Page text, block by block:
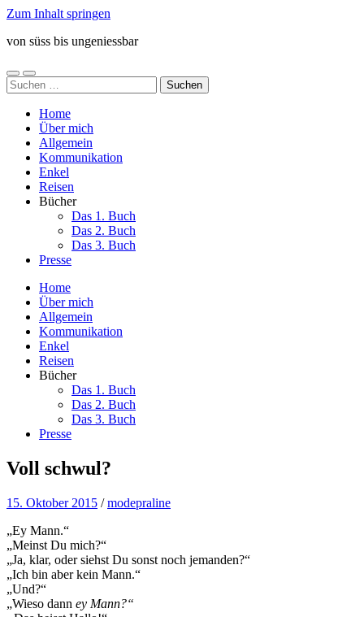
Zum Inhalt springen
von süss bis ungeniessbar
Mobile-
Menü
Suchfeld
ein-/ausblenden
Suchen
nach:
Home
Über mich
Allgemein
Kommunikation
Enkel
Reisen
Bücher
Das 1. Buch
Das 2. Buch
Das 3. Buch
Presse
Home
Über mich
Allgemein
Kommunikation
Enkel
Reisen
Bücher
Das 1. Buch
Das 2. Buch
Das 3. Buch
Presse
Voll schwul?
15. Oktober 2015 /modepraline
„Ey Mann.“
„Meinst Du mich?“
„Ja, klar, oder siehst Du sonst noch jemanden?“
„Ich bin aber kein Mann.“
„Und?“
„Wieso dann ey Mann?“